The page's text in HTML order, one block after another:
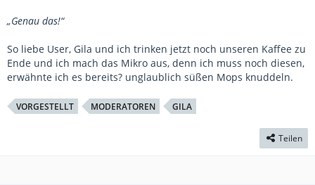
„Genau das!“
So liebe User, Gila und ich trinken jetzt noch unseren Kaffee zu
Ende und ich mach das Mikro aus, denn ich muss noch diesen,
erwähnte ich es bereits? unglaublich süßen Mops knuddeln.
VORGESTELLT MODERATOREN GILA
Teilen